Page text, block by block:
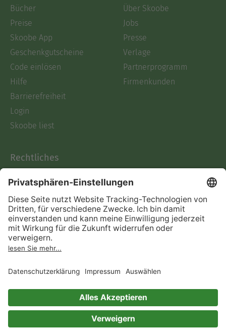
Bücher
Preise
Skoobe App
Geschenkgutscheine
Code einlösen
Hilfe
Barrierefreiheit
Login
Skoobe liest
Über Skoobe
Jobs
Presse
Verlage
Partnerprogramm
Firmenkunden
Rechtliches
AGB
Informationen nach Data
Act
Verträge hier kündigen
Impressum
Immer ein gutes Buch